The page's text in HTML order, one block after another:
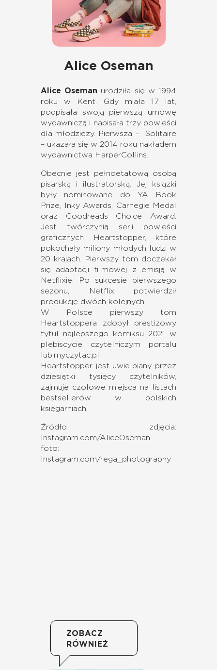
Alice Oseman
Alice Oseman urodziła się w 1994
roku w Kent. Gdy miała 17 lat,
podpisała swoją pierwszą umowę
wydawniczą i napisała trzy powieści
dla młodzieży. Pierwsza – Solitaire
– ukazała się w 2014 roku nakładem
wydawnictwa HarperCollins.
Obecnie jest pełnoetatową osobą
pisarską i ilustratorską. Jej książki
były nominowane do YA Book
Prize, Inky Awards, Carnegie Medal
oraz Goodreads Choice Award.
Jest twórczynią serii powieści
graficznych Heartstopper, które
pokochały miliony młodych ludzi w
20 krajach. Pierwszy tom doczekał
się adaptacji filmowej z emisją w
Netflixie. Po sukcesie pierwszego
sezonu, Netflix potwierdził
produkcję dwóch kolejnych.
W Polsce pierwszy tom
Heartstoppera zdobył prestiżowy
tytuł najlepszego komiksu 2021 w
plebiscycie czytelniczym portalu
lubimyczytac.pl.
Heartstopper jest uwielbiany przez
dziesiątki tysięcy czytelników,
zajmuje czołowe miejsca na listach
bestsellerów w polskich
księgarniach.
Źródło zdjęcia:
Instagram.com/AliceOseman
foto:
Instagram.com/rega_photography
ZOBACZ
RÓWNIEŻ